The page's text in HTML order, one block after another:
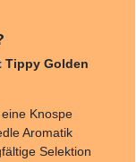
Tippy Golden
Knospe
Aromatik
Selektion